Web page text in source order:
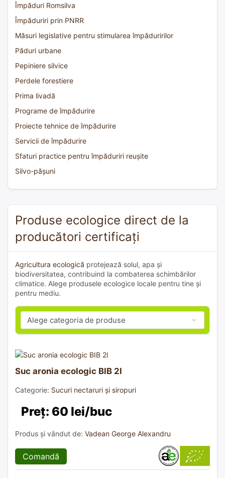
Împăduri Romsilva
Împăduriri prin PNRR
Măsuri legislative pentru stimularea împăduririlor
Păduri urbane
Pepiniere silvice
Perdele forestiere
Prima livadă
Programe de împădurire
Proiecte tehnice de împădurire
Servicii de împădurire
Sfaturi practice pentru împăduriri reușite
Silvo-pășuni
Produse ecologice direct de la
producători certificați
Agricultura ecologică protejează solul, apa și
biodiversitatea, contribuind la combaterea schimbărilor
climatice. Alege produsele ecologice locale pentru tine și
pentru mediu.
Suc aronia ecologic BIB 2l
Categorie: Sucuri nectaruri și siropuri
Preț: 60 lei/buc
Produs și vândut de: Vadean George Alexandru
Comandă